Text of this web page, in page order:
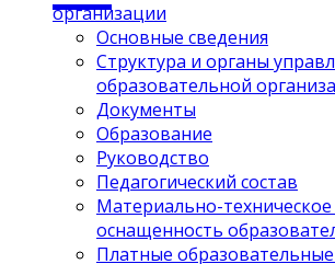
организации
Основные сведения
Структура и органы
образовательной
Документы
Образование
Руководство
Педагогический состав
Материально-
оснащенность
Платные образовательные